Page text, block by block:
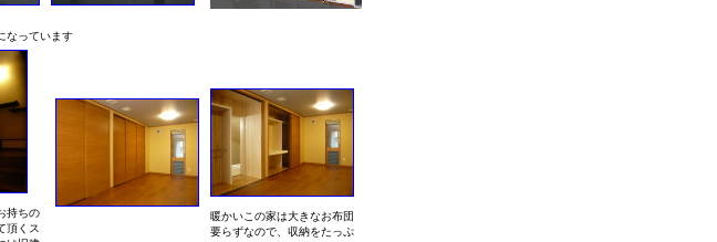
なっています
持ちの
頂くス
暖かいこの家は大きなお布団
要らずなので、収納をたっぷ